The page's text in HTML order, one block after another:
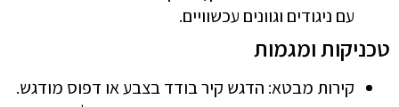
עם ניגודים וגוונים עכשוויים.
טכניקות ומגמות
קירות מבטא: הדגש קיר בודד בצבע או דפוס מודגש.